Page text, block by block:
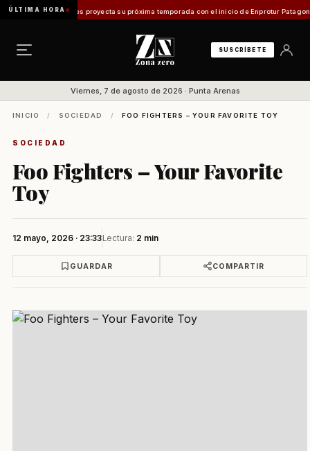
ÚLTIMA HORA
en Magallanes proyecta su próxima temporada con el inicio de Enprotur Patagonia 2026
SUSCRÍBETE
Viernes, 7 de agosto de 2026 · Punta Arenas
INICIO / SOCIEDAD / FOO FIGHTERS – YOUR FAVORITE TOY
SOCIEDAD
Foo Fighters – Your Favorite
Toy
12 mayo, 2026 · 23:33Lectura: 2 min
GUARDAR COMPARTIR